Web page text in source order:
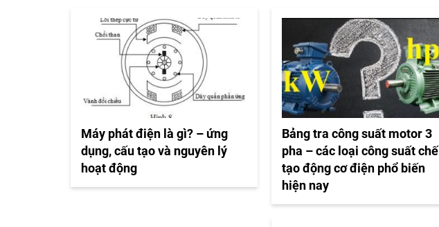
Máy phát điện là gì? – ứng
dụng, cấu tạo và nguyên lý
hoạt động
Bảng tra công suất motor 3
pha – các loại công suất chế
tạo động cơ điện phổ biến
hiện nay